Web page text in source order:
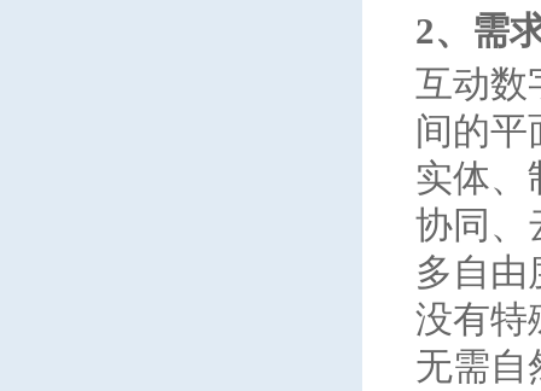
2、需
互动数
间的平
实体、
协同、
多自由
没有特
无需自